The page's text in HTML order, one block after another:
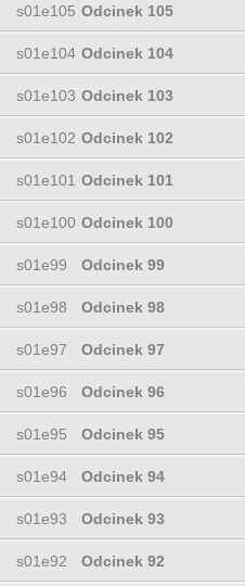
s01e105 Odcinek 105
s01e104 Odcinek 104
s01e103 Odcinek 103
s01e102 Odcinek 102
s01e101 Odcinek 101
s01e100 Odcinek 100
s01e99 Odcinek 99
s01e98 Odcinek 98
s01e97 Odcinek 97
s01e96 Odcinek 96
s01e95 Odcinek 95
s01e94 Odcinek 94
s01e93 Odcinek 93
s01e92 Odcinek 92